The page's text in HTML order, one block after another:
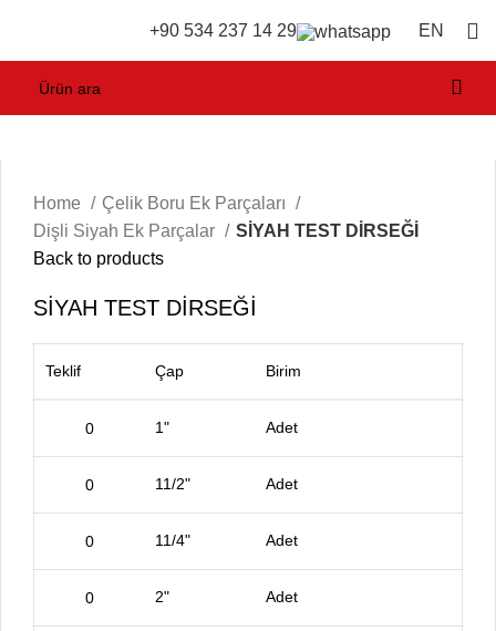
+90 534 237 14 29 EN
Home
Çelik Boru Ek Parçaları
Dişli Siyah Ek Parçalar
SİYAH TEST DİRSEĞİ
Back to products
SİYAH TEST DİRSEĞİ
Teklif Çap Birim
1" Adet
11/2" Adet
11/4" Adet
2" Adet